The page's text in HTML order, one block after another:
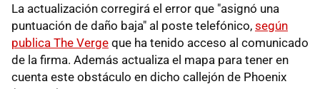
La actualización corregirá el error que "asignó una
puntuación de daño baja" al poste telefónico, según
publica The Verge que ha tenido acceso al comunicado
de la firma. Además actualiza el mapa para tener en
cuenta este obstáculo en dicho callejón de Phoenix